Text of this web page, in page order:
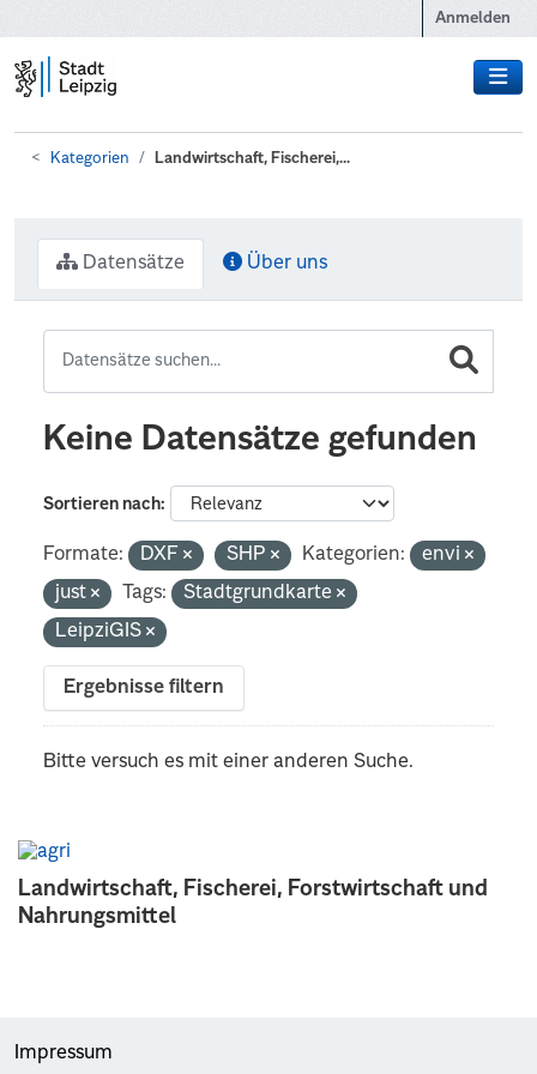
Anmelden
Kategorien Landwirtschaft, Fischerei,...
Landwirtschaft, Fischerei, Forstwirtschaft und
Nahrungsmittel
Datensätze Über uns
Keine Datensätze gefunden
Sortieren nach
Formate: DXF SHP Kategorien:
envi
just
Tags:
Stadtgrundkarte
LeipziGIS
Ergebnisse filtern
Bitte versuch es mit einer anderen Suche.
Impressum